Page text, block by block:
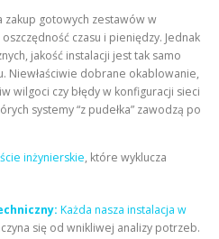
zakup gotowych zestawów w
czasu i pieniędzy. Jednak
jakość instalacji jest tak samo
Niewłaściwie dobrane okablowanie,
wilgoci czy błędy w konfiguracji sieci
systemy “z pudełka” zawodzą po
inżynierskie, które wyklucza
Każda nasza instalacja w
się od wnikliwej analizy potrzeb.